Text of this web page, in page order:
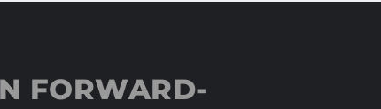
FORWARD-